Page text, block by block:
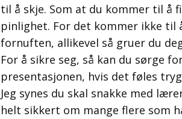
til å skje. Som at du kommer til å
pinlighet. For det kommer ikke til
fornuften, allikevel så gruer du
For å sikre seg, så kan du sørge
presentasjonen, hvis det føles
Jeg synes du skal snakke med
helt sikkert om mange flere som